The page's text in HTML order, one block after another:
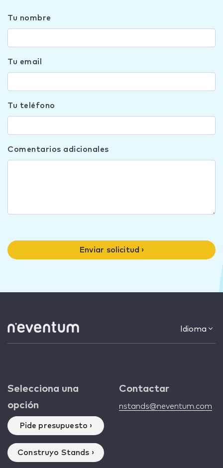
Tu nombre
Tu email
Tu teléfono
Comentarios adicionales
Enviar solicitud ›
Idioma
Selecciona una
opción
Pide presupuesto ›
Construyo Stands ›
Contactar
nstands@neventum.com